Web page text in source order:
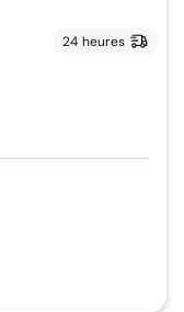
24 heures